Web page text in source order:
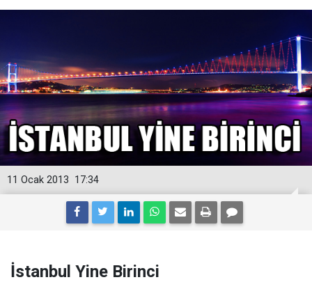
17:34
11 Ocak 2013
İstanbul Yine Birinci